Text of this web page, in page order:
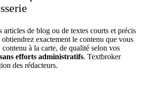
articles de blog ou de textes courts et précis
exactement le contenu que vous
à la carte, de qualité selon vos
sans efforts administratifs. Textbroker
des rédacteurs.